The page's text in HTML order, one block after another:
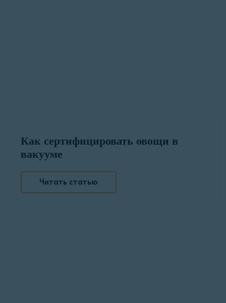
Как сертифицировать овощи в
вакууме
Читать статью